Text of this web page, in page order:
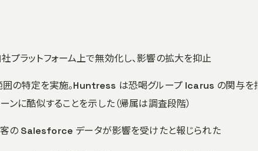
ラットフォーム上で無効化し、影響の拡大を抑止
の特定を実施。Huntress は恐喝グループ Icarus の関与を
に酷似することを示した（帰属は調査段階）
の Salesforce データが影響を受けたと報じられた